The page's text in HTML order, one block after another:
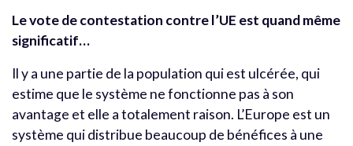
Le vote de contestation contre l’UE est quand même
significatif…
Il y a une partie de la population qui est ulcérée, qui
estime que le système ne fonctionne pas à son
avantage et elle a totalement raison. L’Europe est un
système qui distribue beaucoup de bénéfices à une